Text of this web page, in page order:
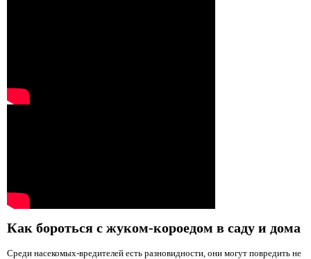
Как бороться с жуком-короедом в саду и дома
Среди насекомых-вредителей есть разновидности, они могут повредить не